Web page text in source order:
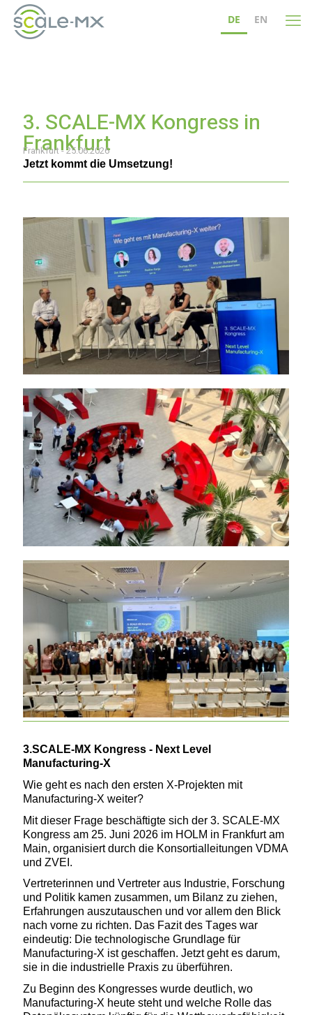
DE EN
3. SCALE-MX Kongress in
Frankfurt
Frankfurt - 25.06.2026
Jetzt kommt die Umsetzung!
3.SCALE-MX Kongress - Next Level
Manufacturing-X
Wie geht es nach den ersten X-Projekten mit
Manufacturing-X weiter?
Mit dieser Frage beschäftigte sich der 3. SCALE-MX
Kongress am 25. Juni 2026 im HOLM in Frankfurt am
Main, organisiert durch die Konsortialleitungen VDMA
und ZVEI .
Vertreterinnen und Vertreter aus Industrie, Forschung
und Politik kamen zusammen, um Bilanz zu ziehen,
Erfahrungen auszutauschen und vor allem den Blick
nach vorne zu richten. Das Fazit des Tages war
eindeutig: Die technologische Grundlage für
Manufacturing-X ist geschaffen. Jetzt geht es darum,
sie in die industrielle Praxis zu überführen.
Zu Beginn des Kongresses wurde deutlich, wo
Manufacturing-X heute steht und welche Rolle das